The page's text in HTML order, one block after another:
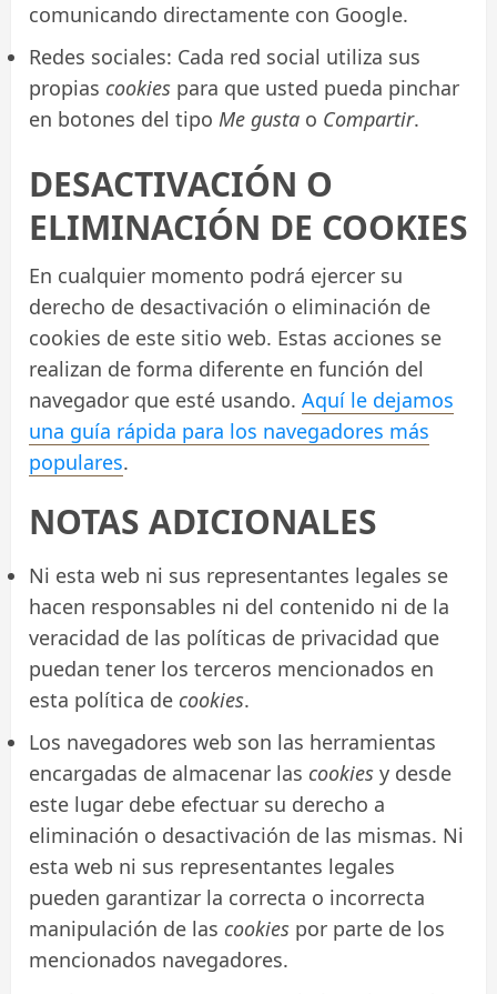
comunicando directamente con Google.
Redes sociales: Cada red social utiliza sus
propias cookies para que usted pueda pinchar
en botones del tipo Me gusta o Compartir.
DESACTIVACIÓN O
ELIMINACIÓN DE COOKIES
En cualquier momento podrá ejercer su
derecho de desactivación o eliminación de
cookies de este sitio web. Estas acciones se
realizan de forma diferente en función del
navegador que esté usando. Aquí le dejamos
una guía rápida para los navegadores más
populares.
NOTAS ADICIONALES
Ni esta web ni sus representantes legales se
hacen responsables ni del contenido ni de la
veracidad de las políticas de privacidad que
puedan tener los terceros mencionados en
esta política de cookies.
Los navegadores web son las herramientas
encargadas de almacenar las cookies y desde
este lugar debe efectuar su derecho a
eliminación o desactivación de las mismas. Ni
esta web ni sus representantes legales
pueden garantizar la correcta o incorrecta
manipulación de las cookies por parte de los
mencionados navegadores.